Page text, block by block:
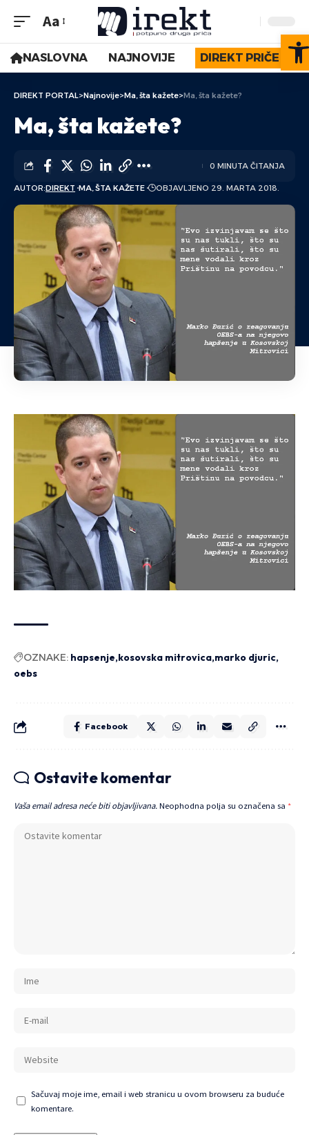
Aa
NASLOVNA NAJNOVIJE DIREKT PRIČE
DIREKT PORTAL>Najnovije>Ma, šta kažete>Ma, šta kažete?
Ma, šta kažete?
AUTOR:DIREKT MA, ŠTA KAŽETE OBJAVLJENO 29. MARTA 2018.
0 MINUTA ČITANJA
OZNAKE: hapsenje kosovska mitrovica marko djuric
oebs
Facebook
Ostavite komentar
Vaša email adresa neće biti objavljivana. Neophodna polja su označena sa *
Sačuvaj moje ime, email i web stranicu u ovom browseru za buduće
komentare.